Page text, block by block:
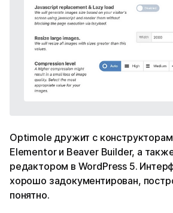
Optimole дружит с
Elementor и Beaver Builder, а
редактором в WordPress 5.
хорошо задокументирован,
понятно.